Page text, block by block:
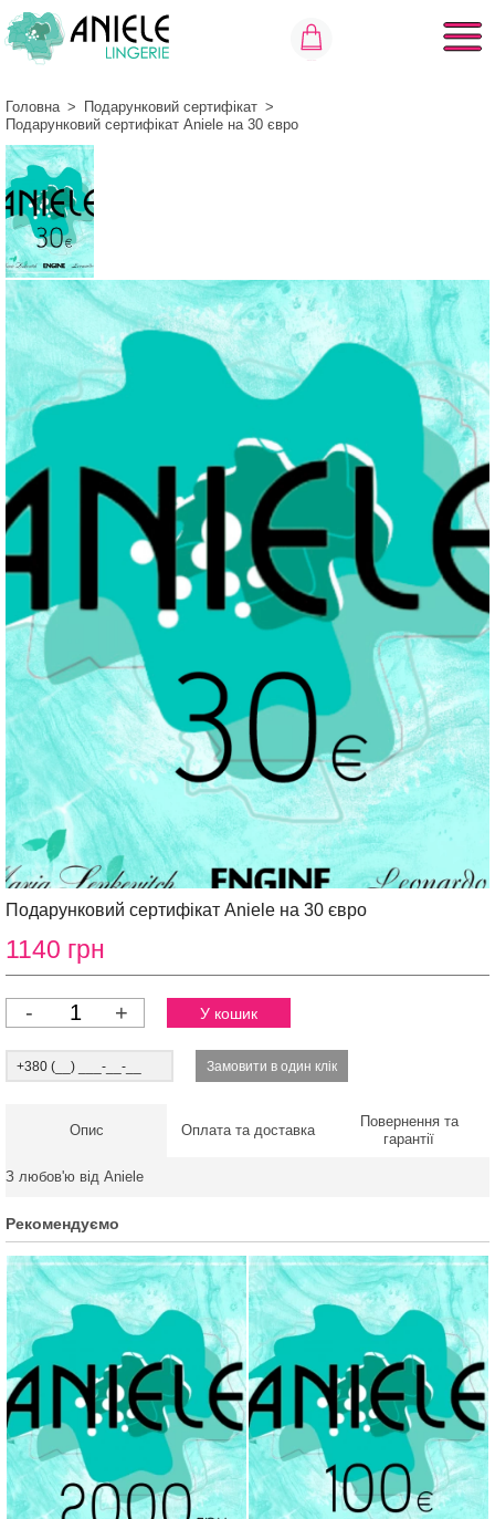
Головна > Подарунковий сертифікат >
Подарунковий сертифікат Aniele на 30 євро
Подарунковий сертифікат Aniele на 30 євро
1140 грн
- +
Опис Оплата та доставка
Повернення та
гарантії
З любов'ю від Aniele
Рекомендуємо